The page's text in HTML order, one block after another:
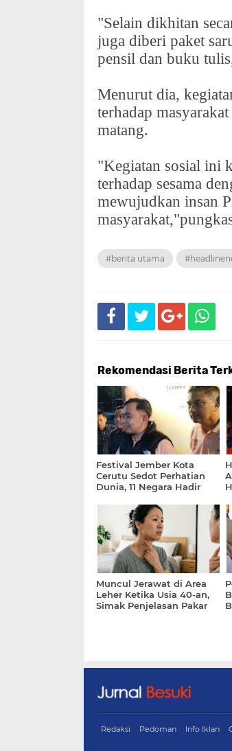
"Selain dikhitan
juga diberi paket
pensil dan buku
Menurut dia,
terhadap
matang.
"Kegiatan sosial ini
terhadap sesama
mewujudkan insan
#berita utama
Rekomendasi Berita
Festival Jember Kota
Cerutu Sedot Perhatian
Dunia, 11 Negara Hadir
Muncul Jerawat di Area
Leher Ketika Usia 40-an,
Simak Penjelasan Pakar
Redaksi Pedoman Info Iklan